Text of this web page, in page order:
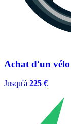
Achat d'un
Jusqu'à 225 €